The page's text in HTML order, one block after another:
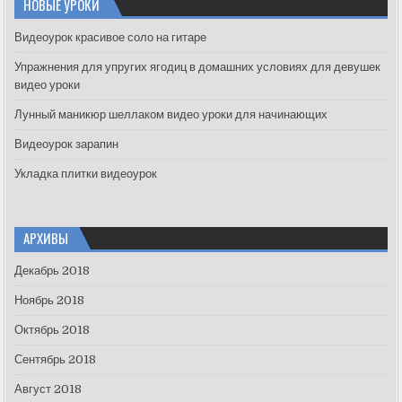
h
f
r
:
НОВЫЕ УРОКИ
Видеоурок красивое соло на гитаре
Упражнения для упругих ягодиц в домашних условиях для девушек
видео уроки
Лунный маникюр шеллаком видео уроки для начинающих
Видеоурок зарапин
Укладка плитки видеоурок
АРХИВЫ
Декабрь 2018
Ноябрь 2018
Октябрь 2018
Сентябрь 2018
Август 2018